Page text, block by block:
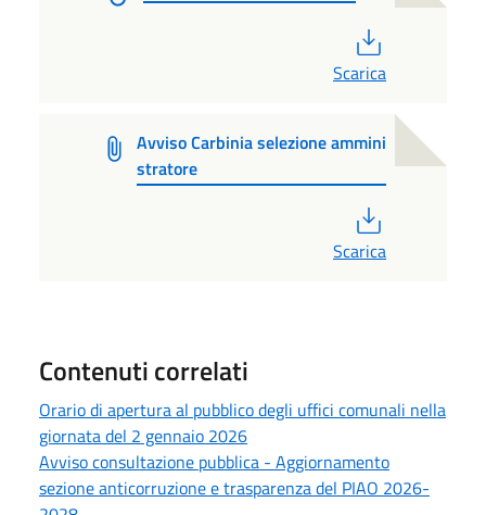
Scarica
Avviso Carbinia selezione ammini
stratore
Scarica
Contenuti correlati
Orario di apertura al pubblico degli uffici comunali nella
giornata del 2 gennaio 2026
Avviso consultazione pubblica - Aggiornamento
sezione anticorruzione e trasparenza del PIAO 2026-